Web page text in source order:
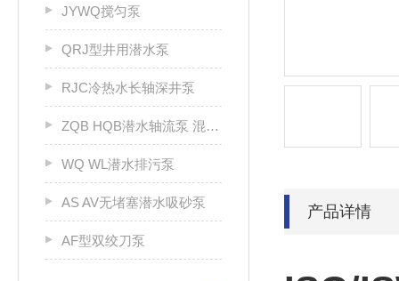
JYWQ搅匀泵
QRJ型井用潜水泵
RJC冷热水长轴深井泵
ZQB HQB潜水轴流泵 混流泵
WQ WL潜水排污泵
AS AV无堵塞潜水吸砂泵
AF型双绞刀泵
产品详情